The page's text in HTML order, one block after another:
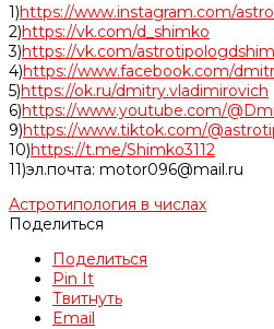
1)https://www.instagram.com/
2)https://vk.com/d_shimko
3)https://vk.com/
4)https://www.facebook.com/
5)https://ok.ru/dmitry.vladimirovich
6)https://www.youtube.com/
9)https://www.tiktok.com/
10)https://t.me/Shimko3112
11)эл.почта: motor096@mail.ru
Астротипология в числах
Поделиться
Поделиться
Pin It
Твитнуть
Email